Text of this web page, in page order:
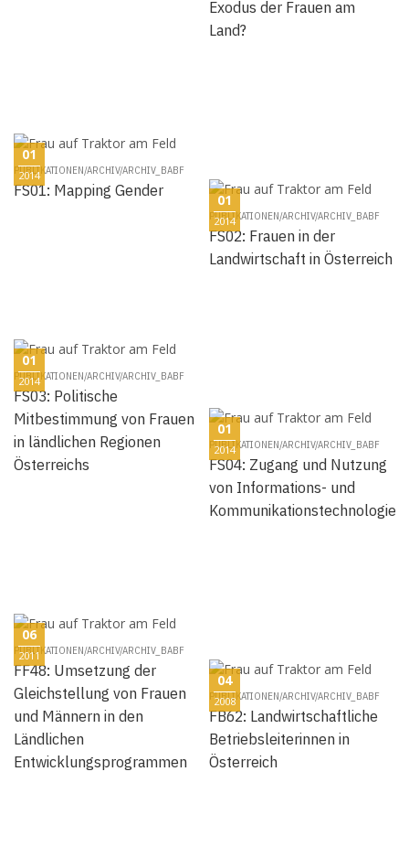
Exodus der Frauen am
Land?
01
2014
PUBLIKATIONEN/ARCHIV/ARCHIV_BABF
FS01: Mapping Gender 01
2014
PUBLIKATIONEN/ARCHIV/ARCHIV_BABF
FS02: Frauen in der
Landwirtschaft in Österreich
01
2014
PUBLIKATIONEN/ARCHIV/ARCHIV_BABF
FS03: Politische
Mitbestimmung von Frauen
in ländlichen Regionen
Österreichs
01
2014
PUBLIKATIONEN/ARCHIV/ARCHIV_BABF
FS04: Zugang und Nutzung
von Informations- und
Kommunikationstechnologie
06
2011
PUBLIKATIONEN/ARCHIV/ARCHIV_BABF
FF48: Umsetzung der
Gleichstellung von Frauen
und Männern in den
Ländlichen
Entwicklungsprogrammen
04
2008
PUBLIKATIONEN/ARCHIV/ARCHIV_BABF
FB62: Landwirtschaftliche
Betriebsleiterinnen in
Österreich